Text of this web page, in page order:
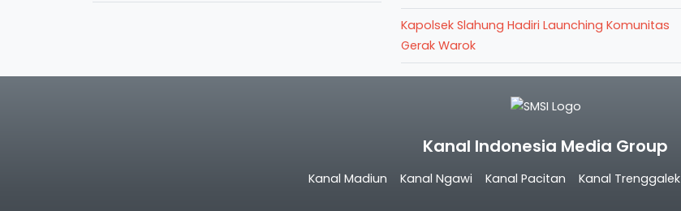
Kapolsek Slahung Hadiri Launching Komunitas
Gerak Warok
Kanal Indonesia Media Group
Kanal Madiun Kanal Ngawi Kanal Pacitan Kanal Trenggalek